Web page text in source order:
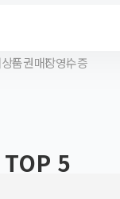
상품권매장영수증
TOP 5